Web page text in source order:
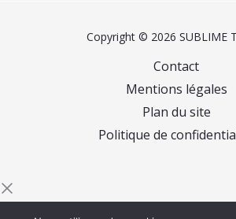
Copyright © 2026 SUBLIME
Contact
Mentions légales
Plan du site
Politique de
Commencez à saisir du texte et